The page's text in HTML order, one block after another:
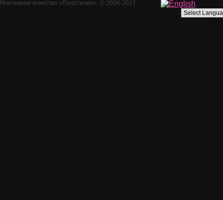
Рекламное агенство «Пластилин». © 2004-2017